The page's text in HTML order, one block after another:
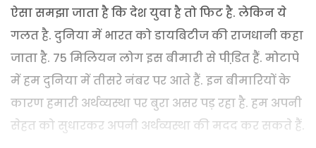
ऐसा समझा जाता है कि देश युवा है तो फिट है. लेकिन ये
गलत है. दुनिया में भारत को डायबिटीज की राजधानी कहा
जाता है. 75 मिलियन लोग इस बीमारी से पीडि़त हैं. मोटापे
में हम दुनिया में तीसरे नंबर पर आते हैं. इन बीमारियों के
कारण हमारी अर्थव्यस्था पर बुरा असर पड़ रहा है. हम अपनी
सेहत को सुधारकर अपनी अर्थव्यस्था की मदद कर सकते हैं.